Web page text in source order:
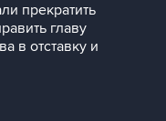
прекратить
главу
в отставку и